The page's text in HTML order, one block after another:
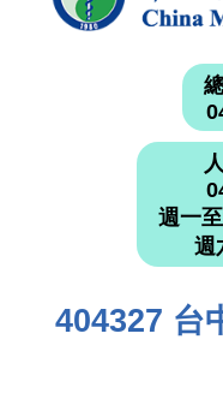
週一
週
404327 台